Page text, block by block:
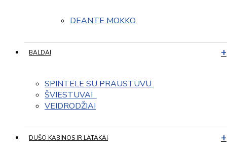
DEANTE MOKKO
BALDAI
SPINTELE SU PRAUSTUVU
ŠVIESTUVAI
VEIDRODŽIAI
DUŠO KABINOS IR LATAKAI